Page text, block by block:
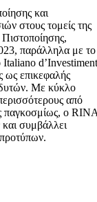
και
στους τομείς της
παράλληλα με το
ως επικεφαλής
Με κύκλο
από
παγκοσμίως, ο
συμβάλλει